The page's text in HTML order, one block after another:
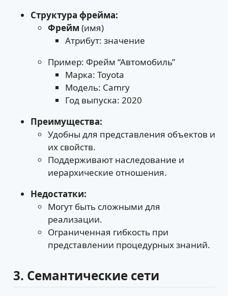
Структура фрейма:
Фрейм (имя)
Атрибут: значение
Пример: Фрейм “Автомобиль”
Марка: Toyota
Модель: Camry
Год выпуска: 2020
Преимущества:
Удобны для представления объектов и
их свойств.
Поддерживают наследование и
иерархические отношения.
Недостатки:
Могут быть сложными для
реализации.
Ограниченная гибкость при
представлении процедурных знаний.
3. Семантические сети